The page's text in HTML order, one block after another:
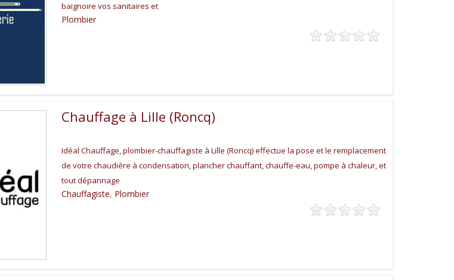
baignoire vos sanitaires et
Plombier
Chauffage à Lille (Roncq)
Idéal Chauffage, plombier-chauffagiste à Lille (Roncq) effectue la pose et le remplacement
de votre chaudière à condensation, plancher chauffant, chauffe-eau, pompe à chaleur, et
tout dépannage
Chauffagiste, Plombier